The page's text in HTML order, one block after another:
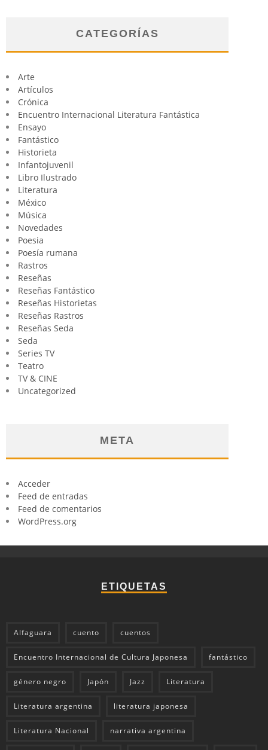
CATEGORÍAS
Arte
Artículos
Crónica
Encuentro Internacional Literatura Fantástica
Ensayo
Fantástico
Historieta
Infantojuvenil
Libro Ilustrado
Literatura
México
Música
Novedades
Poesia
Poesía rumana
Rastros
Reseñas
Reseñas Fantástico
Reseñas Historietas
Reseñas Rastros
Reseñas Seda
Seda
Series TV
Teatro
TV & CINE
Uncategorized
META
Acceder
Feed de entradas
Feed de comentarios
WordPress.org
ETIQUETAS
Alfaguara cuento cuentos
Encuentro Internacional de Cultura Japonesa fantástico
género negro Japón Jazz Literatura
Literatura argentina literatura japonesa
Literatura Nacional narrativa argentina